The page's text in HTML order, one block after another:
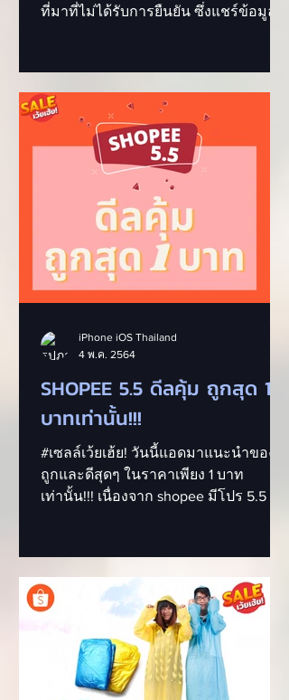
ที่มาที่ไม่ได้รับการยืนยัน ซึ่งแชร์ข้อมูล
SHOPEE 5.5 ดีลคุ้ม ถูกสุด 1
บาทเท่านั้น!!!
#เซลล์เว้ยเฮ้ย! วันนี้แอดมาแนะนำของ
ถูกและดีสุดๆ ในราคาเพียง 1 บาท
เท่านั้น!!! เนื่องจาก shopee มีโปร 5.5 ใน
iPhone iOS Thailand
4 พ.ค. 2564